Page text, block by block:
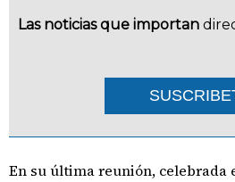
Las noticias que importan
En su última reunión, celebrada